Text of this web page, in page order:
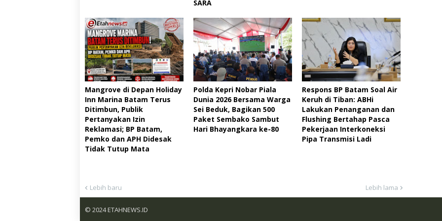
SARA
Mangrove di Depan Holiday
Inn Marina Batam Terus
Ditimbun, Publik
Pertanyakan Izin
Reklamasi; BP Batam,
Pemko dan APH Didesak
Tidak Tutup Mata
Polda Kepri Nobar Piala
Dunia 2026 Bersama Warga
Sei Beduk, Bagikan 500
Paket Sembako Sambut
Hari Bhayangkara ke-80
Respons BP Batam Soal Air
Keruh di Tiban: ABHi
Lakukan Penanganan dan
Flushing Bertahap Pasca
Pekerjaan Interkoneksi
Pipa Transmisi Ladi
Lebih baru Lebih lama
© 2024ETAHNEWS.ID